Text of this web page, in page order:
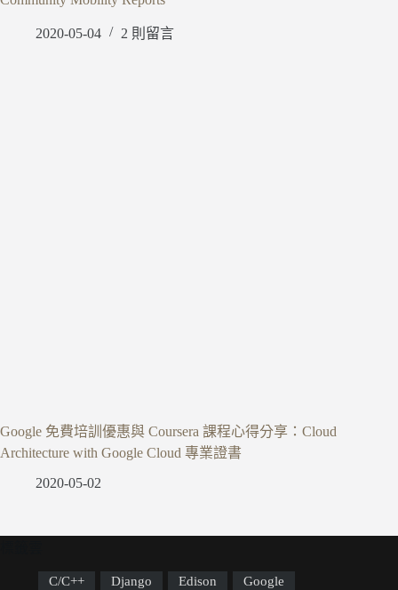
2020-05-04 2 則留言
Google 免費培訓優惠與 Coursera 課程心得分享：Cloud
Architecture with Google Cloud 專業證書
2020-05-02
C/C++ Django Edison
Google